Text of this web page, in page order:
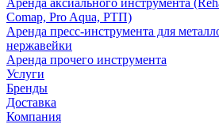
Аренда аксиального инструмента
Comap, Pro Aqua, РТП)
Аренда пресс-инструмента для
нержавейки
Аренда прочего инструмента
Услуги
Бренды
Доставка
Компания